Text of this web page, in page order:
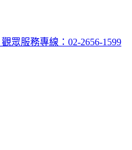
觀眾服務專線：02-2656-1599